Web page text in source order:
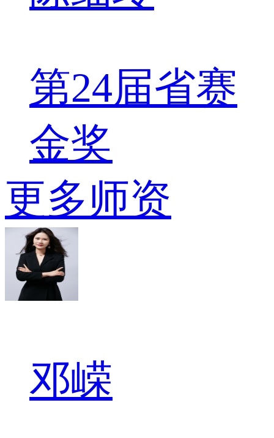
第24届省赛
金奖
更多师资
邓嵘